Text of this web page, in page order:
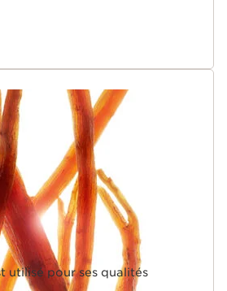
utilisé pour ses qualités